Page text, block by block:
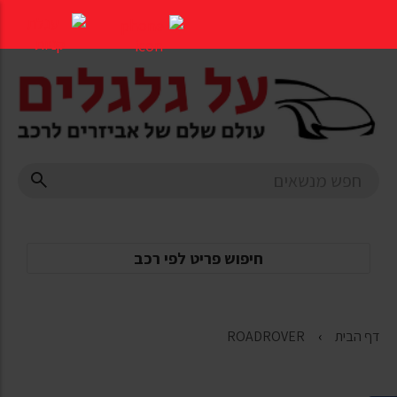
העמוד
חיפוש פריט לפי רכב
דף הבית ROADROVER